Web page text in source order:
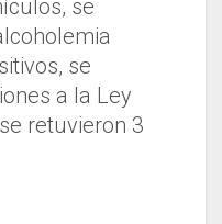
se
se
a la Ley
retuvieron 3